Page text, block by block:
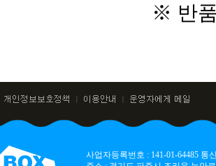
※ 반
사업자등록번호 : 141-01-64485